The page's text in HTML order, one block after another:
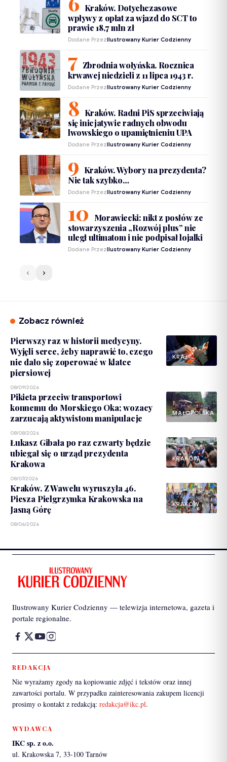
Kraków. Dotychczasowe
wpływy z opłat za wjazd do SCT to
prawie 18,7 mln zł
Dodane PrzezIlustrowany Kurier Codzienny
Zbrodnia wołyńska. Rocznica
krwawej niedzieli z 11 lipca 1943 r.
Dodane PrzezIlustrowany Kurier Codzienny
Kraków. Radni PiS sprzeciwiają
się inicjatywie radnych obwodu
lwowskiego o upamiętnieniu UPA
Dodane PrzezIlustrowany Kurier Codzienny
Kraków. Wybory na prezydenta?
Nie tak szybko…
Dodane PrzezIlustrowany Kurier Codzienny
Morawiecki: nikt z posłów ze
stowarzyszenia „Rozwój plus” nie
uległ ultimatom i nie podpisał lojalki
Dodane PrzezIlustrowany Kurier Codzienny
Zobacz również
KRAJ
Pierwszy raz w historii medycyny.
Wyjęli serce, żeby naprawić to, czego
nie dało się zoperować w klatce
piersiowej
08/09/2026
MAŁOPOLSKA
Pikieta przeciw transportowi
konnemu do Morskiego Oka; wozacy
zarzucają aktywistom manipulacje
08/08/2026
KRAKÓW
Łukasz Gibała po raz czwarty będzie
ubiegał się o urząd prezydenta
Krakowa
08/07/2026
KRAKÓW
Kraków. Z Wawelu wyruszyła 46.
Piesza Pielgrzymka Krakowska na
Jasną Górę
08/06/2026
Ilustrowany Kurier Codzienny — telewizja internetowa, gazeta i
portale regionalne.
REDAKCJA
Nie wyrażamy zgody na kopiowanie zdjęć i tekstów oraz innej
zawartości portalu. W przypadku zainteresowania zakupem licencji
prosimy o kontakt z redakcją: redakcja@ikc.pl.
WYDAWCA
IKC sp. z o.o.
ul. Krakowska 7, 33-100 Tarnów